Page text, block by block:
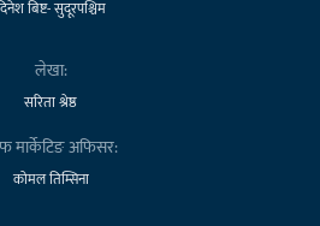
बिष्ट- सुदूरपश्चिम
लेखा:
सरिता श्रेष्ठ
मार्केटिङ अफिसर:
कोमल तिम्सिना